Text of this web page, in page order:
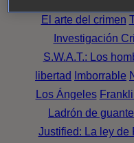
El arte del crimen
Investigación
S.W.A.T.: Los
libertad
Imborrable
Los Ángeles
Ladrón de
Justified: La ley de